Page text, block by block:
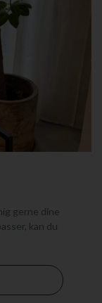
gerne dine
kan du